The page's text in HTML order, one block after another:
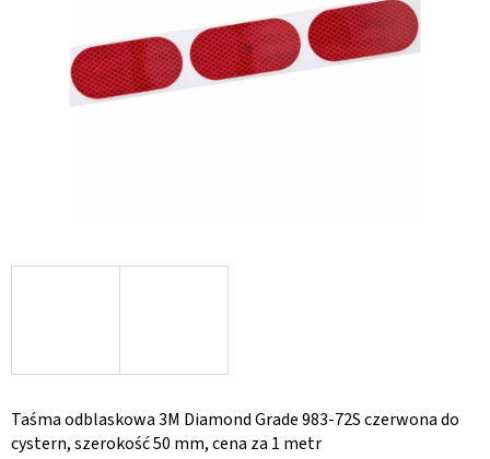
Taśma odblaskowa 3M Diamond Grade 983-72S czerwona do
cystern, szerokość 50 mm, cena za 1 metr